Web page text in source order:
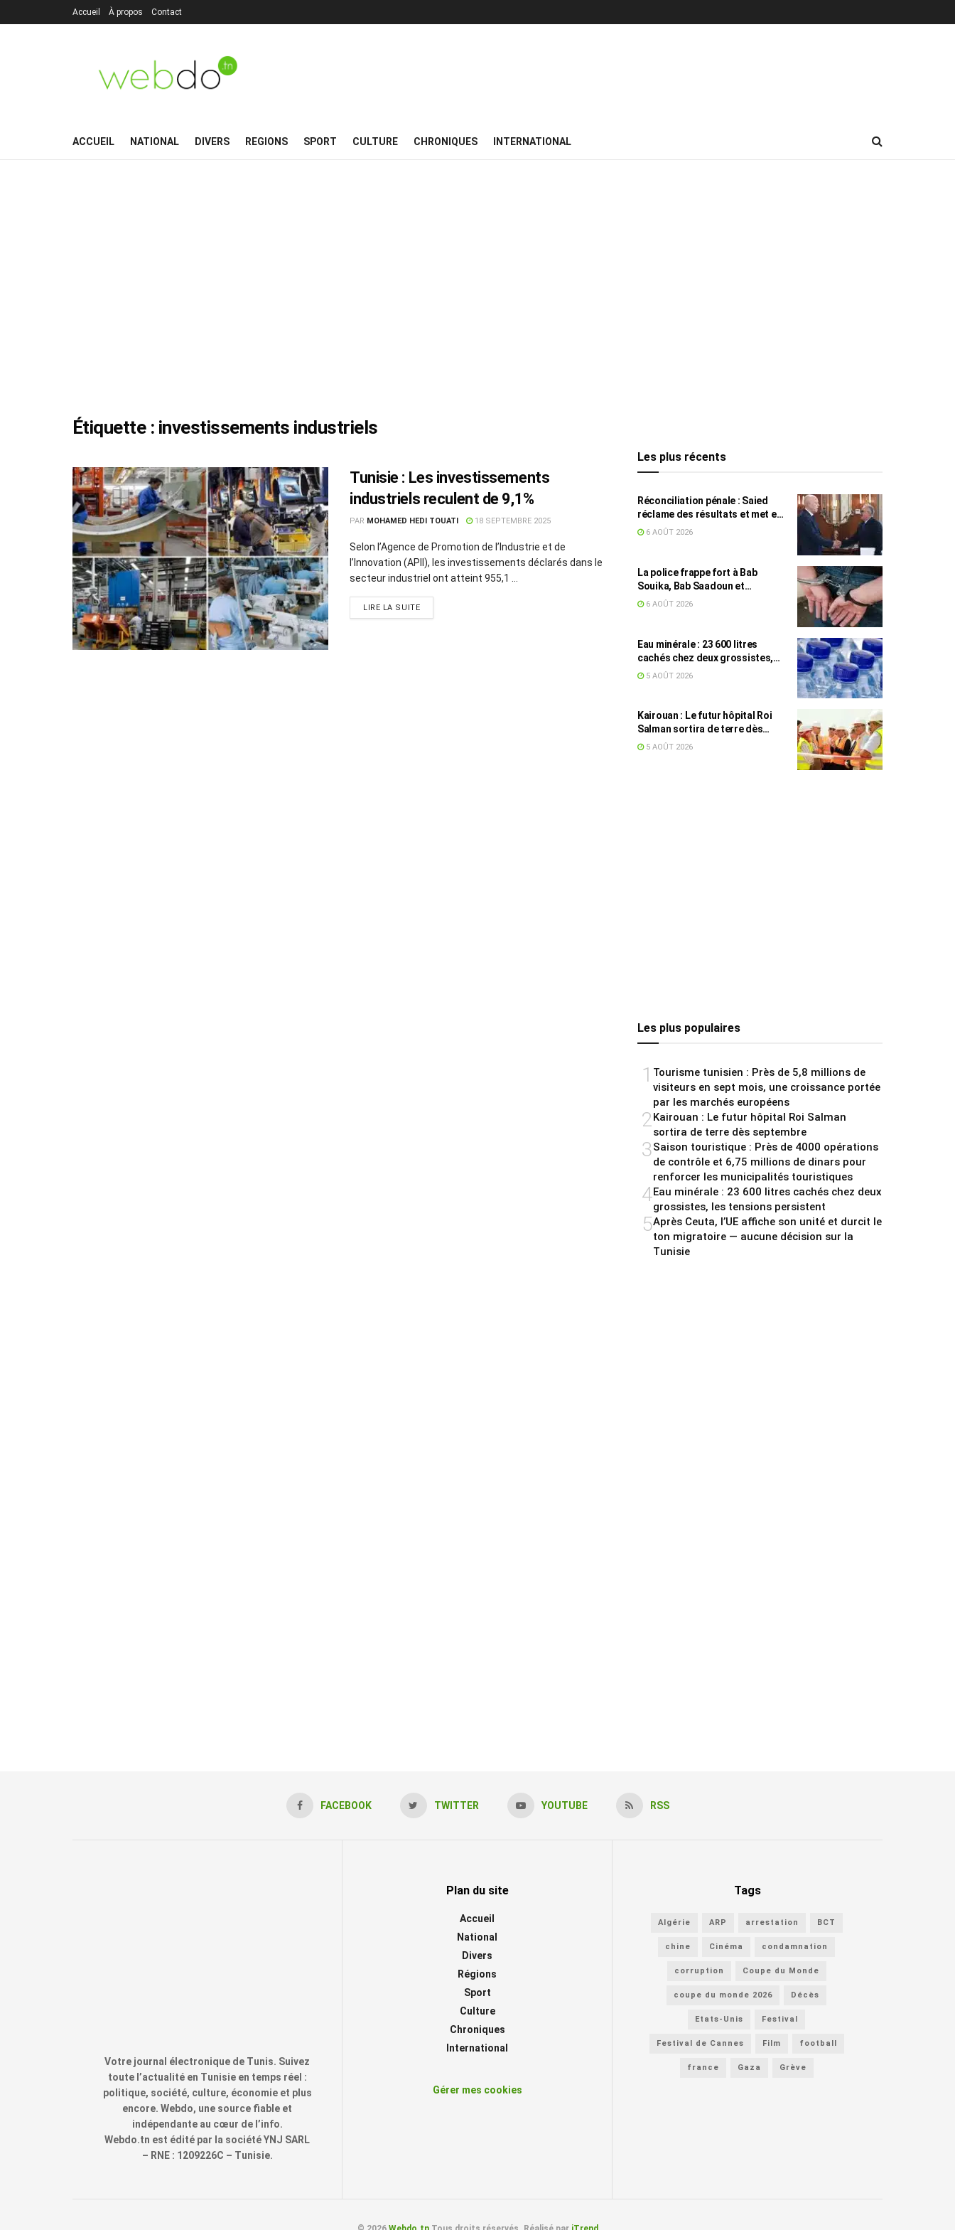
Accueil À propos Contact
ACCUEIL NATIONAL DIVERS REGIONS SPORT CULTURE CHRONIQUES INTERNATIONAL
Étiquette : investissements industriels
Tunisie : Les investissements
industriels reculent de 9,1%
PAR MOHAMED HEDI TOUATI 18 SEPTEMBRE 2025
Selon l’Agence de Promotion de l’Industrie et de
l’Innovation (APII), les investissements déclarés dans le
secteur industriel ont atteint 955,1 ...
LIRE LA SUITE
Les plus récents
Réconciliation pénale : Saied
réclame des résultats et met en
garde contre les retards
6 AOÛT 2026
La police frappe fort à Bab
Souika, Bab Saadoun et
Halfaouine : 15 individus
6 AOÛT 2026
Eau minérale : 23 600 litres
cachés chez deux grossistes,
les tensions persistent
5 AOÛT 2026
Kairouan : Le futur hôpital Roi
Salman sortira de terre dès
septembre
5 AOÛT 2026
Les plus populaires
1 Tourisme tunisien : Près de 5,8 millions de
visiteurs en sept mois, une croissance portée
par les marchés européens
2Kairouan : Le futur hôpital Roi Salman
sortira de terre dès septembre
3Saison touristique : Près de 4000 opérations
de contrôle et 6,75 millions de dinars pour
renforcer les municipalités touristiques
4Eau minérale : 23 600 litres cachés chez deux
grossistes, les tensions persistent
5Après Ceuta, l’UE affiche son unité et durcit le
ton migratoire — aucune décision sur la
Tunisie
FACEBOOK TWITTER YOUTUBE RSS
Votre journal électronique de Tunis. Suivez
toute l’actualité en Tunisie en temps réel :
politique, société, culture, économie et plus
encore. Webdo, une source fiable et
indépendante au cœur de l’info.
Webdo.tn est édité par la société YNJ SARL
– RNE : 1209226C – Tunisie.
Plan du site
Accueil
National
Divers
Régions
Sport
Culture
Chroniques
International
Gérer mes cookies
Tags
Algérie ARP arrestation BCT
chine Cinéma condamnation
corruption Coupe du Monde
coupe du monde 2026 Décès
Etats-Unis Festival
Festival de Cannes Film football
france Gaza Grève